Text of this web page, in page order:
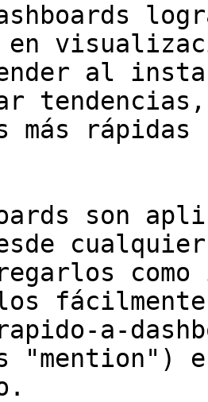
en
al
tendencias,
más rápidas
son
a-
"mention")